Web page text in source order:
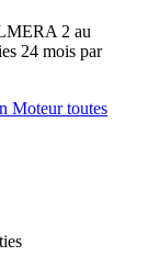
2 au
24 mois par
Moteur toutes